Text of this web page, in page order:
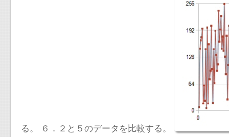
る。 ６．２と５のデータを比較する。